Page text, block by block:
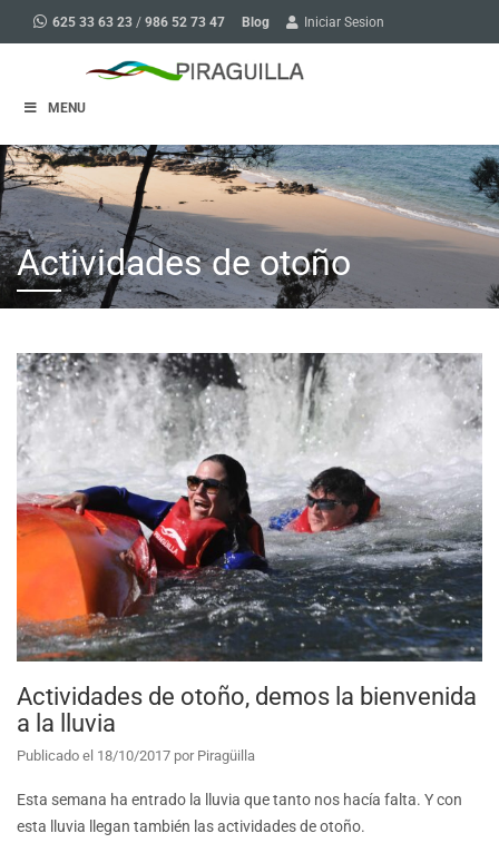
625 33 63 23 / 986 52 73 47 Blog Iniciar Sesion
MENU
Actividades de otoño
Actividades de otoño, demos la bienvenida
a la lluvia
Publicado el 18/10/2017 por Piragüilla
Esta semana ha entrado la lluvia que tanto nos hacía falta. Y con
esta lluvia llegan también las actividades de otoño.